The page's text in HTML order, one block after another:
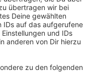
weniger Fracht
warnt der
Rhein tiefer
Kritiker sind
dass der